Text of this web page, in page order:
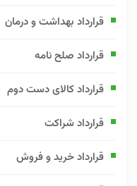
قرارداد بهداشت و درمان
قرارداد صلح نامه
قرارداد کالای دست دوم
قرارداد شراکت
قرارداد خرید و فروش